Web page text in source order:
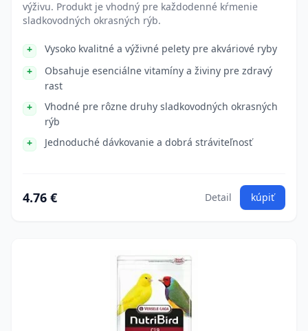
výživu. Produkt je vhodný pre každodenné kŕmenie
sladkovodných okrasných rýb.
Vysoko kvalitné a výživné pelety pre akváriové ryby
Obsahuje esenciálne vitamíny a živiny pre zdravý
rast
Vhodné pre rôzne druhy sladkovodných okrasných
rýb
Jednoduché dávkovanie a dobrá stráviteľnosť
4.76 € Detail kúpiť